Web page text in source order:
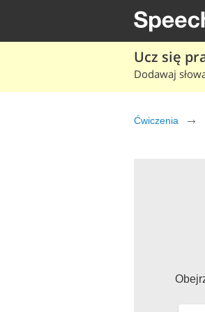
Ucz się
Dodawaj
Ćwiczenia